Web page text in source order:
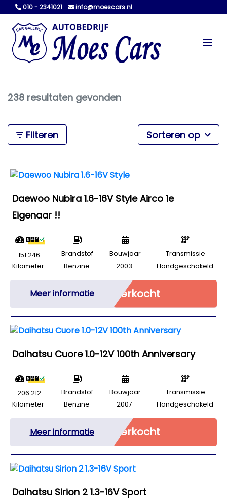
010 - 2341021 info@moescars.nl
238 resultaten gevonden
Filteren Sorteren op
Daewoo Nubira 1.6-16V Style Airco 1e
Eigenaar !!
151.246
Kilometer
Brandstof
Benzine
Bouwjaar
2003
Transmissie
Handgeschakeld
Meer informatie Verkocht
Daihatsu Cuore 1.0-12V 100th Anniversary
206.212
Kilometer
Brandstof
Benzine
Bouwjaar
2007
Transmissie
Handgeschakeld
Meer informatie Verkocht
Daihatsu Sirion 2 1.3-16V Sport